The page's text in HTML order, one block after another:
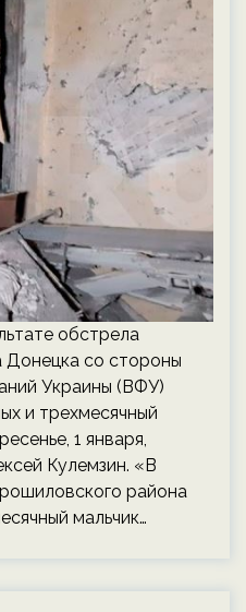
обстрела
со стороны
Украины (ВФУ)
и трехмесячный
1 января,
Кулемзин. «В
района
мальчик…